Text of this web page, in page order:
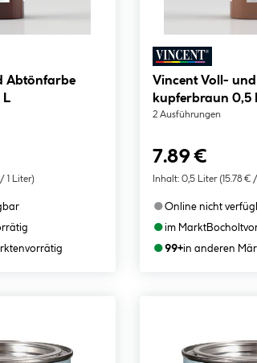
Abtönfarbe
L
/ 1 Liter)
vorrätig
Vincent Voll-
kupferbraun 0,5
2 Ausführungen
7.89 €
Inhalt: 0,5 Liter (15.78 €
●Online nicht
●im MarktBocholt
●99+in anderen